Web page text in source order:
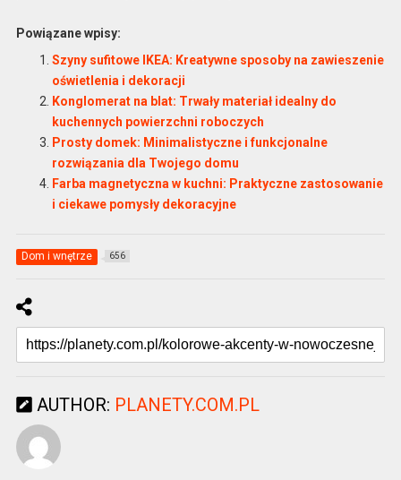
Powiązane wpisy:
Szyny sufitowe IKEA: Kreatywne sposoby na zawieszenie
oświetlenia i dekoracji
Konglomerat na blat: Trwały materiał idealny do
kuchennych powierzchni roboczych
Prosty domek: Minimalistyczne i funkcjonalne
rozwiązania dla Twojego domu
Farba magnetyczna w kuchni: Praktyczne zastosowanie
i ciekawe pomysły dekoracyjne
Dom i wnętrze 656
AUTHOR: PLANETY.COM.PL